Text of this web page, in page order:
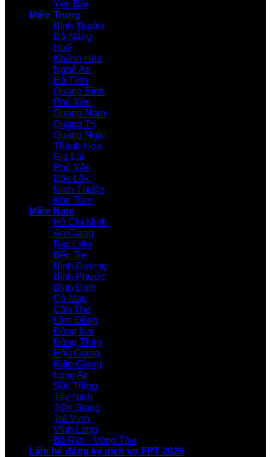
Yên Bái
Miền Trung
Bình Thuận
Đà Nẵng
Huế
Khánh Hòa
Nghệ An
Hà Tĩnh
Quảng Bình
Phú Yên
Quảng Nam
Quảng Trị
Quảng Ngãi
Thanh Hóa
Gia Lai
Phú Yên
Đăk Lăk
Ninh Thuận
Kon Tum
Miền Nam
Hồ Chí Minh
An Giang
Bạc Liêu
Bến Tre
Bình Dương
Bình Phước
Bình Định
Cà Mau
Cần Thơ
Lâm Đồng
Đồng Nai
Đồng Tháp
Hậu Giang
Kiên Giang
Long An
Sóc Trăng
Tây Ninh
Tiền Giang
Trà Vinh
Vĩnh Long
Bà Rịa – Vũng Tàu
Liên hệ đăng ký dịch vụ FPT 2026